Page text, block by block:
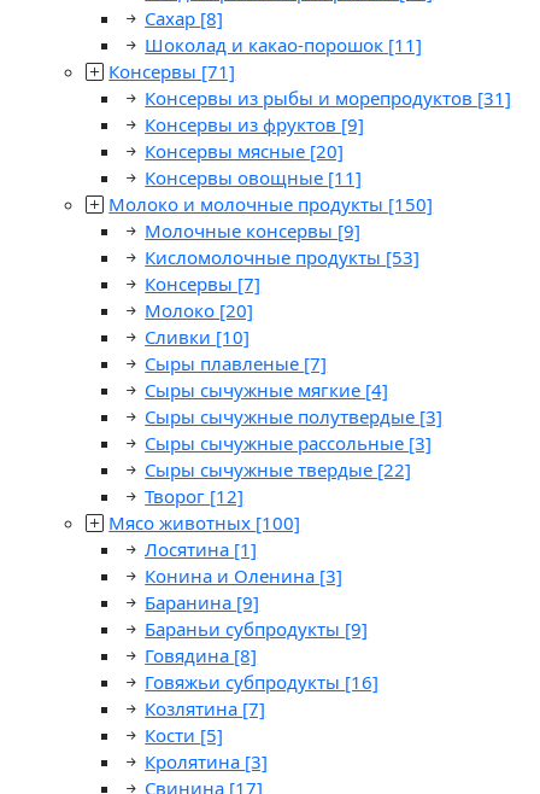
Сахар [8]
Шоколад и какао-порошок [11]
Консервы [71]
Консервы из рыбы и морепродуктов [31]
Консервы из фруктов [9]
Консервы мясные [20]
Консервы овощные [11]
Молоко и молочные продукты [150]
Молочные консервы [9]
Кисломолочные продукты [53]
Консервы [7]
Молоко [20]
Сливки [10]
Сыры плавленые [7]
Сыры сычужные мягкие [4]
Сыры сычужные полутвердые [3]
Сыры сычужные рассольные [3]
Сыры сычужные твердые [22]
Творог [12]
Мясо животных [100]
Лосятина [1]
Конина и Оленина [3]
Баранина [9]
Бараньи субпродукты [9]
Говядина [8]
Говяжьи субпродукты [16]
Козлятина [7]
Кости [5]
Кролятина [3]
Свинина [17]